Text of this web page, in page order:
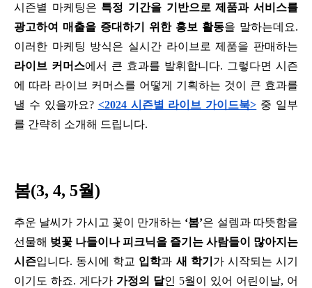
시즌별 마케팅은 특정 기간을 기반으로 제품과 서비스를
광고하여 매출을 증대하기 위한 홍보 활동을 말하는데요.
라이브 커머스에서 큰 효과를 발휘합니다. 그렇다면 시즌
에 따라 라이브 커머스를 어떻게 기획하는 것이 큰 효과를
낼 수 있을까요? <2024 시즌별 라이브 가이드북> 중 일부
를 간략히 소개해 드립니다.
봄(3, 4, 5월)
추운 날씨가 가시고 꽃이 만개하는 ‘봄’은 설렘과 따뜻함을
선물해 벚꽃 나들이나 피크닉을 즐기는 사람들이 많아지는
시즌입니다. 동시에 학교 입학과 새 학기 가 시작되는 시기
이기도 하죠. 게다가 가정의 달인 5월이 있어 어린이날, 어